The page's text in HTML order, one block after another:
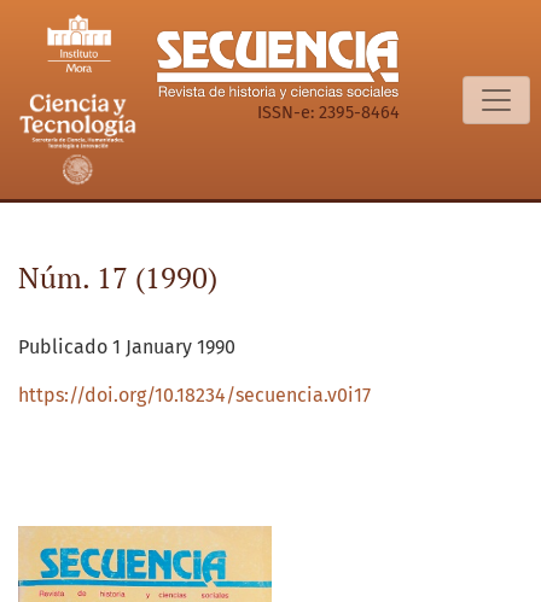
Núm. 17 (1990): mayo - agosto
ISSN-e: 2395-8464
Núm. 17 (1990)
Publicado 1 January 1990
https://doi.org/10.18234/secuencia.v0i17